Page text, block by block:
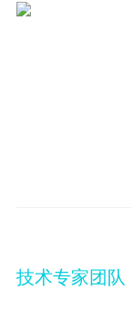
技术专家团队